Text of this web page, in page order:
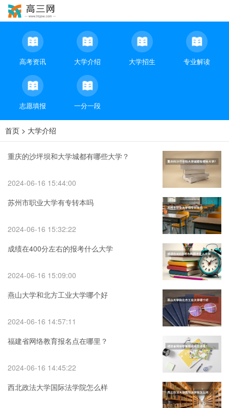
高考资讯 大学介绍 大学招生 专业解读
志愿填报 一分一段
首页 > 大学介绍
重庆的沙坪坝和大学城都有哪些大学？
2024-06-16 15:44:00
苏州市职业大学有专转本吗
2024-06-16 15:32:22
成绩在400分左右的报考什么大学
2024-06-16 15:09:00
燕山大学和北方工业大学哪个好
2024-06-16 14:57:11
福建省网络教育报名点在哪里？
2024-06-16 14:45:22
西北政法大学国际法学院怎么样